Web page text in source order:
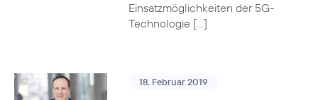
Einsatzmöglichkeiten der 5G-
Technologie […]
18. Februar 2019